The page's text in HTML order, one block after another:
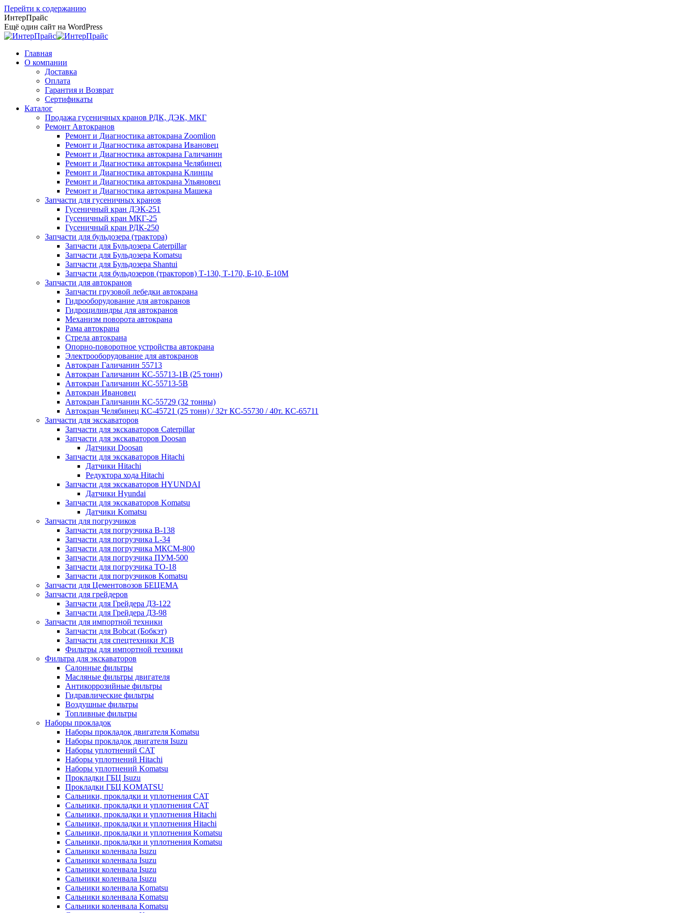
Перейти к содержанию
ИнтерПрайс
Ещё один сайт на WordPress
Главная
О компании
Доставка
Оплата
Гарантия и Возврат
Сертификаты
Каталог
Продажа гусеничных кранов РДК, ДЭК, МКГ
Ремонт Автокранов
Ремонт и Диагностика автокрана Zoomlion
Ремонт и Диагностика автокрана Ивановец
Ремонт и Диагностика автокрана Галичанин
Ремонт и Диагностика автокрана Челябинец
Ремонт и Диагностика автокрана Клинцы
Ремонт и Диагностика автокрана Ульяновец
Ремонт и Диагностика автокрана Машека
Запчасти для гусеничных кранов
Гусеничный кран ДЭК-251
Гусеничный кран МКГ-25
Гусеничный кран РДК-250
Запчасти для бульдозера (трактора)
Запчасти для Бульдозера Caterpillar
Запчасти для Бульдозера Komatsu
Запчасти для Бульдозера Shantui
Запчасти для бульдозеров (тракторов) Т-130, Т-170, Б-10, Б-10М
Запчасти для автокранов
Запчасти грузовой лебедки автокрана
Гидрооборудование для автокранов
Гидроцилиндры для автокранов
Механизм поворота автокрана
Рама автокрана
Стрела автокрана
Опорно-поворотное устройства автокрана
Электрооборудование для автокранов
Автокран Галичанин 55713
Автокран Галичанин КС-55713-1В (25 тонн)
Автокран Галичанин КС-55713-5В
Автокран Ивановец
Автокран Галичанин КС-55729 (32 тонны)
Автокран Челябинец КС-45721 (25 тонн) / 32т КС-55730 / 40т. КС-65711
Запчасти для экскаваторов
Запчасти для экскаваторов Caterpillar
Запчасти для экскаваторов Doosan
Датчики Doosan
Запчасти для экскаваторов Hitachi
Датчики Hitachi
Редуктора хода Hitachi
Запчасти для экскаваторов HYUNDAI
Датчики Hyundai
Запчасти для экскаваторов Komatsu
Датчики Komatsu
Запчасти для погрузчиков
Запчасти для погрузчика B-138
Запчасти для погрузчика L-34
Запчасти для погрузчика МКСМ-800
Запчасти для погрузчика ПУМ-500
Запчасти для погрузчика ТО-18
Запчасти для погрузчиков Komatsu
Запчасти для Цементовозов БЕЦЕМА
Запчасти для грейдеров
Запчасти для Грейдера ДЗ-122
Запчасти для Грейдера ДЗ-98
Запчасти для импортной техники
Запчасти для Bobcat (Бобкэт)
Запчасти для спецтехники JCB
Фильтры для импортной техники
Фильтра для экскаваторов
Салонные фильтры
Масляные фильтры двигателя
Антикоррозийные фильтры
Гидравлические фильтры
Воздушные фильтры
Топливные фильтры
Наборы прокладок
Наборы прокладок двигателя Komatsu
Наборы прокладок двигателя Isuzu
Наборы уплотнений CAT
Наборы уплотнений Hitachi
Наборы уплотнений Komatsu
Прокладки ГБЦ Isuzu
Прокладки ГБЦ KOMATSU
Сальники, прокладки и уплотнения CAT
Сальники, прокладки и уплотнения CAT
Сальники, прокладки и уплотнения Hitachi
Сальники, прокладки и уплотнения Hitachi
Сальники, прокладки и уплотнения Komatsu
Сальники, прокладки и уплотнения Komatsu
Сальники коленвала Isuzu
Сальники коленвала Isuzu
Сальники коленвала Isuzu
Сальники коленвала Isuzu
Сальники коленвала Komatsu
Сальники коленвала Komatsu
Сальники коленвала Komatsu